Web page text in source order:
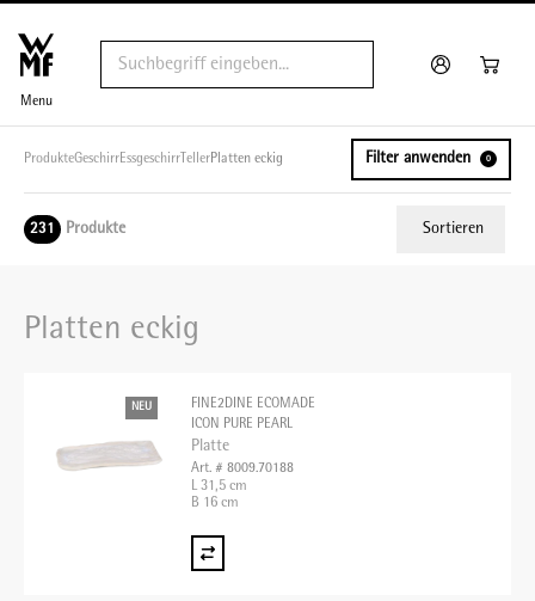
Menu
ProdukteGeschirrEssgeschirr TellerPlatten eckig Filter anwenden 0
231 Produkte Sortieren
Platten eckig
NEU
FINE2DINE ECOMADE
ICON PURE PEARL
Platte
Art. # 8009.70188
L 31,5 cm
B 16 cm